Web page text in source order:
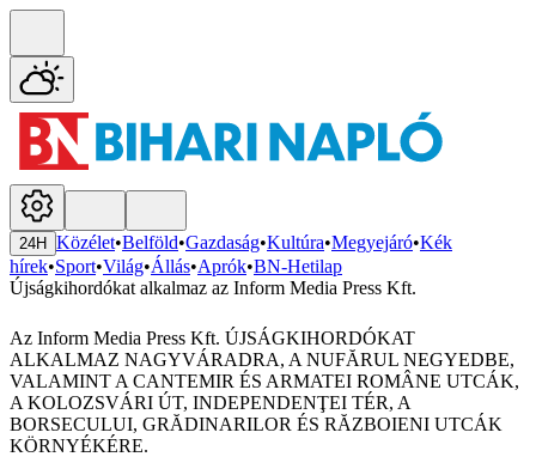
24H Közélet•Belföld•Gazdaság•Kultúra•Megyejáró•Kék
hírek•Sport•Világ•Állás•Aprók•BN-Hetilap
Újságkihordókat alkalmaz az Inform Media Press Kft.
Az Inform Media Press Kft. ÚJSÁGKIHORDÓKAT
ALKALMAZ NAGYVÁRADRA, A NUFĂRUL NEGYEDBE,
VALAMINT A CANTEMIR ÉS ARMATEI ROMÂNE UTCÁK,
A KOLOZSVÁRI ÚT, INDEPENDENŢEI TÉR, A
BORSECULUI, GRĂDINARILOR ÉS RĂZBOIENI UTCÁK
KÖRNYÉKÉRE.